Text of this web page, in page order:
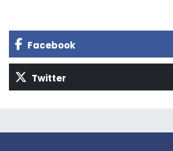
Facebook
Twitter